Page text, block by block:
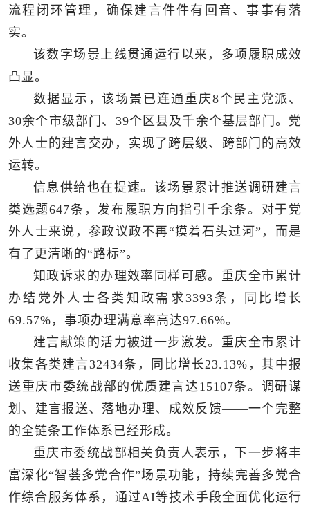
流程闭环管理，确保建言件件有回音、事事有落
实。
该数字场景上线贯通运行以来，多项履职成效
凸显。
数据显示，该场景已连通重庆8个民主党派、
30余个市级部门、39个区县及千余个基层部门。党
外人士的建言交办，实现了跨层级、跨部门的高效
运转。
信息供给也在提速。该场景累计推送调研建言
类选题647条，发布履职方向指引千余条。对于党
外人士来说，参政议政不再“摸着石头过河”，而是
有了更清晰的“路标”。
知政诉求的办理效率同样可感。重庆全市累计
办结党外人士各类知政需求3393条，同比增长
69.57%，事项办理满意率高达97.66%。
建言献策的活力被进一步激发。重庆全市累计
收集各类建言32434条，同比增长23.13%，其中报
送重庆市委统战部的优质建言达15107条。调研谋
划、建言报送、落地办理、成效反馈——一个完整
的全链条工作体系已经形成。
重庆市委统战部相关负责人表示，下一步将丰
富深化“智荟多党合作”场景功能，持续完善多党合
作综合服务体系，通过AI等技术手段全面优化运行